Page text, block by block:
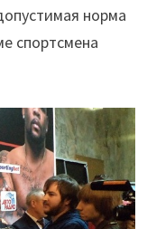
норма
спортсмена